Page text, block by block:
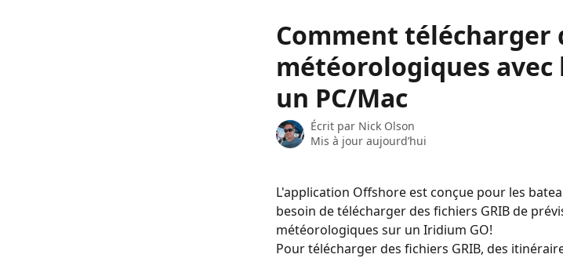
Comment télécharger
météorologiques
un PC/Mac
Écrit par Nick Olson
Mis à jour aujourd’hui
L'application Offshore est conçue pour les
besoin de télécharger des fichiers GRIB de
météorologiques sur un Iridium GO!
Pour télécharger des fichiers GRIB, des